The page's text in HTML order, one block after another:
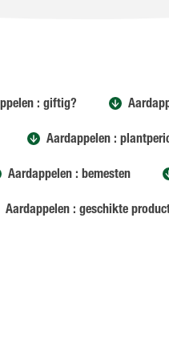
: giftig?
Aardappelen :
Aardappelen : bemesten
Aardappelen : geschikte